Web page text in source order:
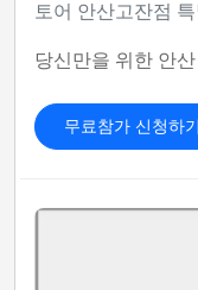
토어 안산고잔점
당신만을 위한 안
무료참가 신청하기